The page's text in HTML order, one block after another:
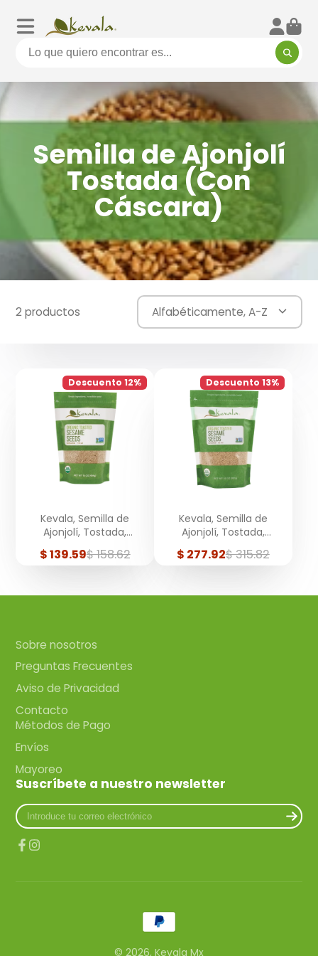
Semilla de Ajonjolí
Tostada (Con
Cáscara)
2 productos Alfabéticamente, A-Z
Descuento 12%
Kevala, Semilla de
Ajonjolí, Tostada,
454 g
Precio
de
$ 139.59Precio
regular
$ 158.62
Descuento 13%
Kevala, Semilla de
Ajonjolí, Tostada,
907 g
Precio
de
$ 277.92Precio
regular
$ 315.82
Sobre nosotros
Preguntas Frecuentes
Aviso de Privacidad
Contacto
Métodos de Pago
Envíos
Mayoreo
Suscríbete a nuestro newsletter
Introduce
tu
correo
electrónico
© 2026, Kevala Mx